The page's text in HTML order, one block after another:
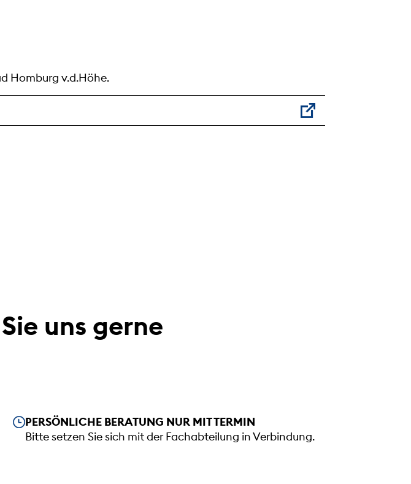
Homburg v.d.Höhe.
uns gerne
Unsere Öffnungszeiten
PERSÖNLICHE BERATUNG NUR MIT TERMIN
Bitte setzen Sie sich mit der Fachabteilung in Verbindung.